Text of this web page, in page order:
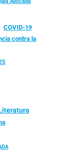
COVID-19
contra la